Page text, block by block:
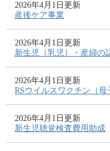
2026年4月1日更新
産後ケア事業
2026年4月1日更新
新生児（乳児）・産婦の
2026年4月1日更新
RSウイルスワクチン（
2026年4月1日更新
新生児聴覚検査費用助成